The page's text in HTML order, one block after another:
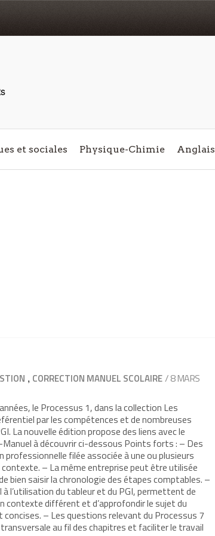
et sociales Physique-Chimie Anglais
, CORRECTION MANUEL SCOLAIRE/ 8 MARS
le Processus 1, dans la collection Les
par les compétences et de nombreuses
La nouvelle édition propose des liens avec le
à découvrir ci-dessous Points forts : – Des
filée associée à une ou plusieurs
– La même entreprise peut être utilisée
bien saisir la chronologie des étapes comptables. –
l’utilisation du tableur et du PGI, permettent de
contexte différent et d’approfondir le sujet du
– Les questions relevant du Processus 7
au fil des chapitres et faciliter le travail